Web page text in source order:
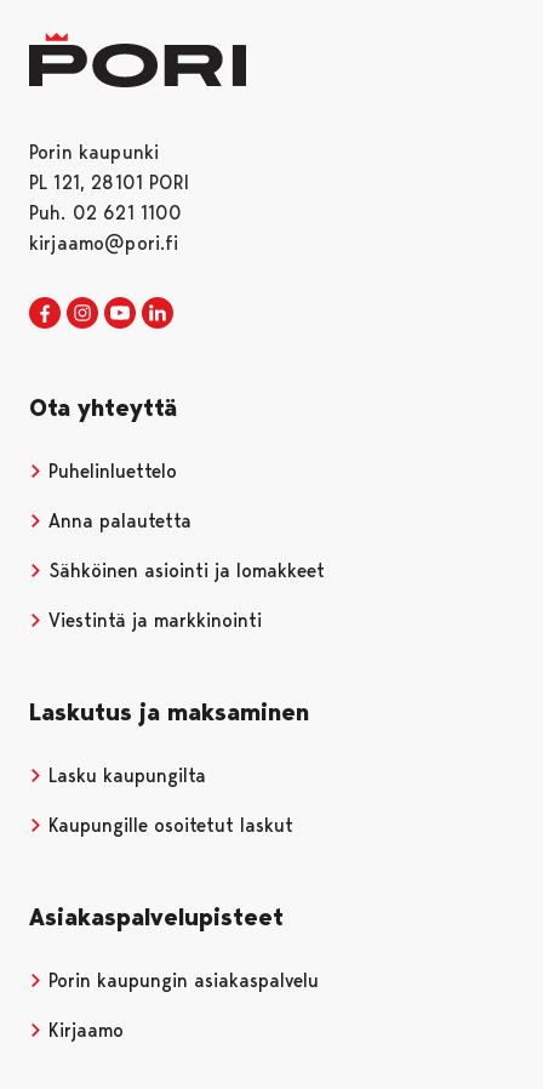
Porin kaupunki
PL 121, 28101 PORI
Puh. 02 621 1100
kirjaamo@pori.fi
Porin kaupunki Facebookissa
Avautuu uudessa välilehdessä
Porin kaupunki Instagramissa
Avautuu uudessa välilehdessä
Porin kaupunki Youtubessa
Avautuu uudessa välilehdessä
Ota yhteyttä
Puhelinluettelo
Anna palautetta
Sähköinen asiointi ja lomakkeet
Viestintä ja markkinointi
Laskutus ja maksaminen
Lasku kaupungilta
Kaupungille osoitetut laskut
Asiakaspalvelupisteet
Porin kaupungin asiakaspalvelu
Kirjaamo